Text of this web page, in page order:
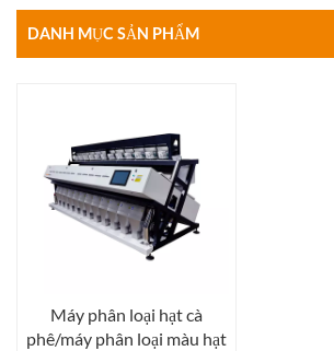
DANH MỤC SẢN PHẨM
Máy phân loại hạt cà
phê/máy phân loại màu hạt